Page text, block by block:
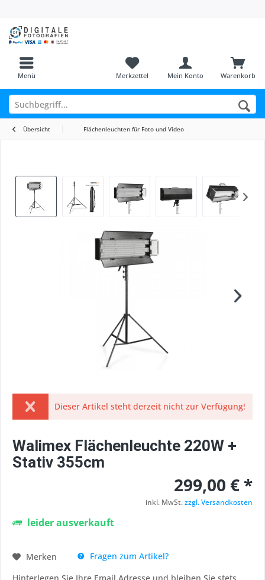
Menü Warenkorb
Merkzettel Mein Konto
Übersicht Flächenleuchten für Foto und Video
Dieser Artikel steht derzeit nicht zur Verfügung!
Walimex Flächenleuchte 220W +
Stativ 355cm
299,00 € *
inkl. MwSt.zzgl. Versandkosten
leider ausverkauft
Merken
Fragen zum Artikel?